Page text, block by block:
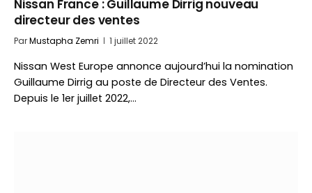
Nissan France : Guillaume Dirrig nouveau
directeur des ventes
ParMustapha Zemri 1 juillet 2022
Nissan West Europe annonce aujourd’hui la nomination
Guillaume Dirrig au poste de Directeur des Ventes.
Depuis le 1er juillet 2022,…